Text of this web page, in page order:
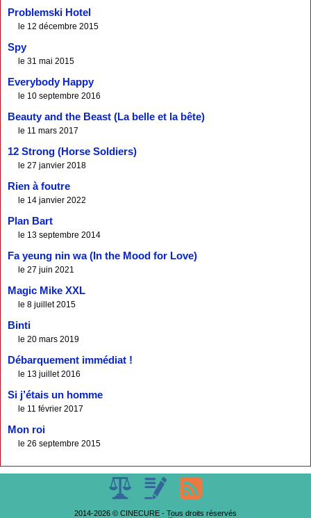
Problemski Hotel
le 12 décembre 2015
Spy
le 31 mai 2015
Everybody Happy
le 10 septembre 2016
Beauty and the Beast (La belle et la bête)
le 11 mars 2017
12 Strong (Horse Soldiers)
le 27 janvier 2018
Rien à foutre
le 14 janvier 2022
Plan Bart
le 13 septembre 2014
Fa yeung nin wa (In the Mood for Love)
le 27 juin 2021
Magic Mike XXL
le 8 juillet 2015
Binti
le 20 mars 2019
Débarquement immédiat !
le 13 juillet 2016
Si j’étais un homme
le 11 février 2017
Mon roi
le 26 septembre 2015
2014-2026 © CINECURE - Tous droits réservés